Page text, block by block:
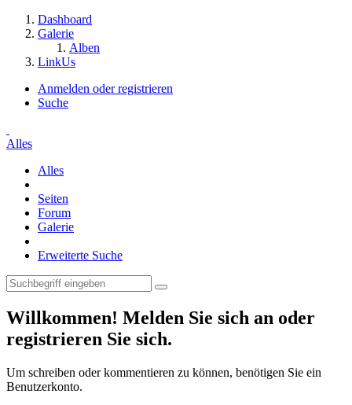
Dashboard
Galerie
Alben
LinkUs
Anmelden oder registrieren
Suche
Alles
Alles
Seiten
Forum
Galerie
Erweiterte Suche
Willkommen! Melden Sie sich an oder
registrieren Sie sich.
Um schreiben oder kommentieren zu können, benötigen Sie ein
Benutzerkonto.